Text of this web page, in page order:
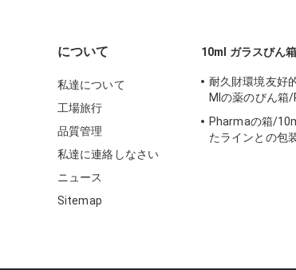
について
私達について
工場旅行
品質管理
私達に連絡しなさい
ニュース
Sitemap
10ml ガラスびん箱
耐久財環境友好
Mlの薬のびん箱
Pharmaの箱/
たラインとの包